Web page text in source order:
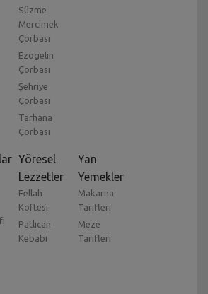
Süzme
Mercimek
Çorbası
Ezogelin
Çorbası
Şehriye
Çorbası
Tarhana
Çorbası
Yöresel
Lezzetler
Fellah
Köftesi
Patlıcan
Kebabı
Yan
Yemekler
Makarna
Tarifleri
Meze
Tarifleri